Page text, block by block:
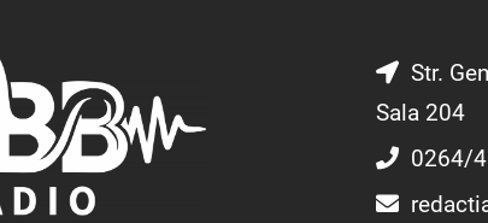
Str.
Sala 204
0264/